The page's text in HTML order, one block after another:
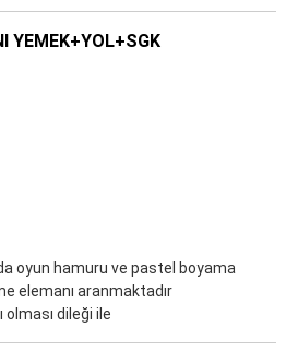
YEMEK+YOL+SGK
oyun hamuru ve pastel boyama
elemanı aranmaktadır
dileği ile